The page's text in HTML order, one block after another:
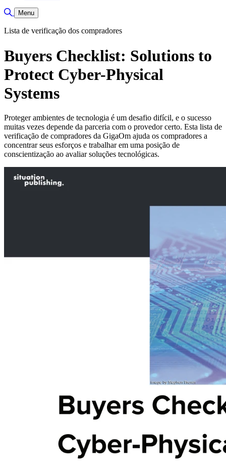
Toggle Search
Menu
Lista de verificação dos compradores
Buyers Checklist: Solutions to
Protect Cyber-Physical
Systems
Proteger ambientes de tecnologia é um desafio difícil, e o sucesso
muitas vezes depende da parceria com o provedor certo. Esta lista de
verificação de compradores da GigaOm ajuda os compradores a
concentrar seus esforços e trabalhar em uma posição de
conscientização ao avaliar soluções tecnológicas.